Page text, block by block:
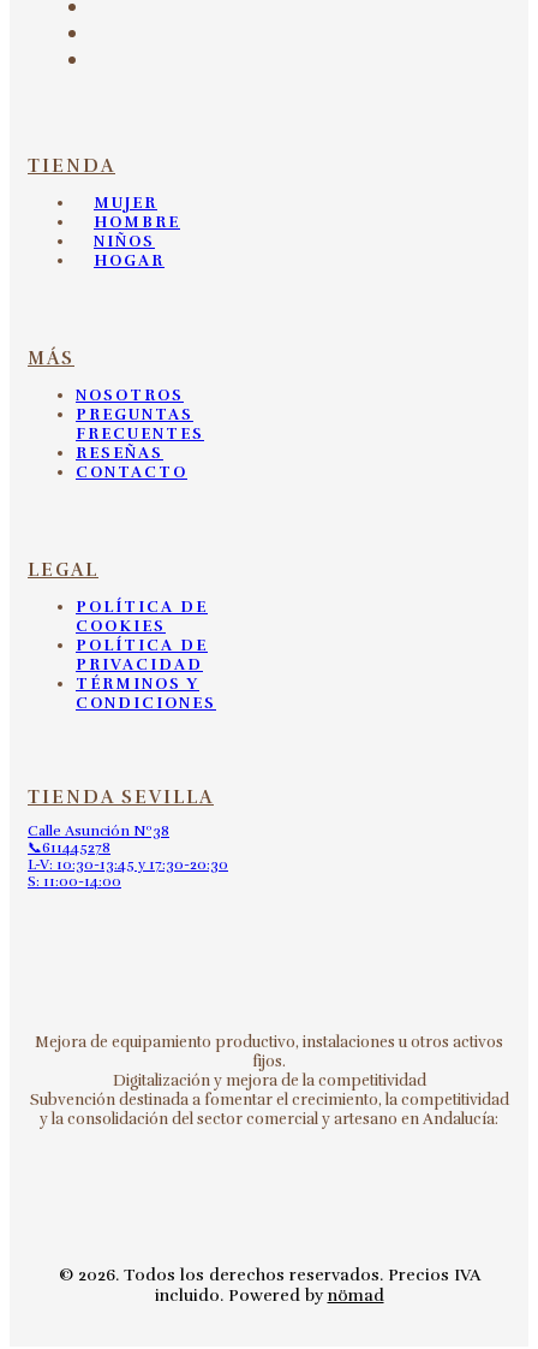
TIENDA
MUJER
HOMBRE
NIÑOS
HOGAR
MÁS
NOSOTROS
PREGUNTAS
FRECUENTES
RESEÑAS
CONTACTO
LEGAL
POLÍTICA DE
COOKIES
POLÍTICA DE
PRIVACIDAD
TÉRMINOS Y
CONDICIONES
TIENDA SEVILLA
Calle Asunción Nº38
📞611445278
L-V: 10:30-13:45 y 17:30-20:30
S: 11:00-14:00
Mejora de equipamiento productivo, instalaciones u otros activos
fijos.
Digitalización y mejora de la competitividad
Subvención destinada a fomentar el crecimiento, la competitividad
y la consolidación del sector comercial y artesano en Andalucía:
© 2026. Todos los derechos reservados. Precios IVA
incluido. Powered bynömad